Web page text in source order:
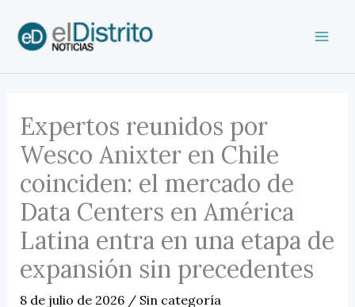
contenido
Expertos reunidos por
Wesco Anixter en Chile
coinciden: el mercado de
Data Centers en América
Latina entra en una etapa de
expansión sin precedentes
8 de julio de 2026 / Sin categoría